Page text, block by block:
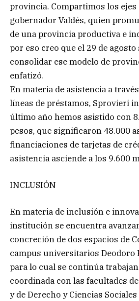
provincia. Compartimos los ejes
gobernador Valdés, quien
de una provincia productiva e
por eso creo que el 29 de
consolidar ese modelo de
enfatizó.
En materia de asistencia a
líneas de préstamos, Sprovieri
último año hemos asistido con
pesos, que significaron 48.000
financiaciones de tarjetas de
asistencia asciende a los 9.600
INCLUSIÓN
En materia de inclusión e
institución se encuentra
concreción de dos espacios de
campus universitarios Deodoro
para lo cual se continúa
coordinada con las facultades
y de Derecho y Ciencias